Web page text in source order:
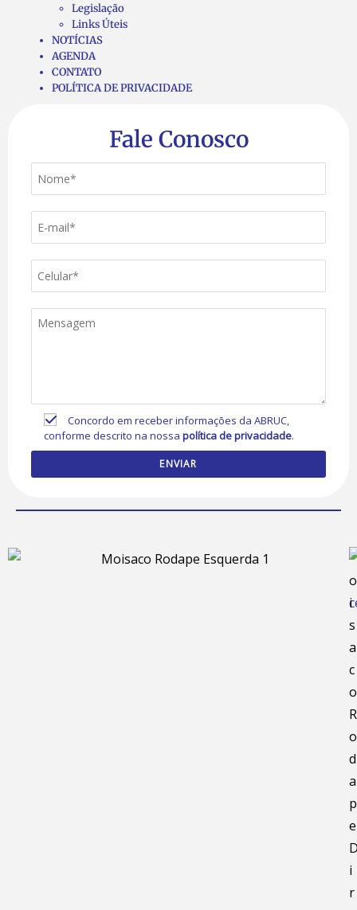
Legislação
Links Úteis
NOTÍCIAS
AGENDA
CONTATO
POLÍTICA DE PRIVACIDADE
Fale Conosco
Concordo em receber informações da ABRUC,
conforme descrito na nossapolítica de privacidade.